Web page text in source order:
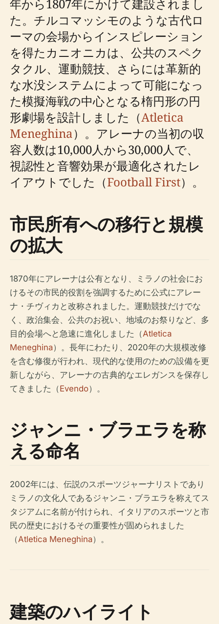
年から1807年にかけて建設されまし
た。チルコマッシモのような古代ロ
ーマの会場からインスピレーション
を得たカニオニカは、公共のスペク
タクル、運動競技、さらには革新的
な水没システムによって可能になっ
た模擬海戦の中心となる楕円形の円
形劇場を設計しました（Atletica
Meneghina）。アレーナの当初の収
容人数は10,000人から30,000人で、
視認性と音響効果が最適化されたレ
イアウトでした（Football First）。
市民所有への移行と規模
の拡大
1870年にアレーナは公有となり、ミラノの社会にお
けるその市民的役割を強調するために公式にアレー
ナ・チヴィカと改称されました。運動競技だけでな
く、政治集会、公共のお祝い、地域のお祭りなど、多
目的会場へと急速に進化しました（Atletica
Meneghina）。長年にわたり、2020年の大規模改修
を含む修復が行われ、現代的な使用のための設備を更
新しながら、アレーナの古典的なエレガンスを保存し
てきました（Evendo）。
ジャンニ・ブラエラを称
える命名
2002年には、伝説のスポーツジャーナリストであり
ミラノの文化人であるジャンニ・ブラエラを称えてス
タジアムに名前が付けられ、イタリアのスポーツと市
民の歴史におけるその重要性が固められました
（Atletica Meneghina）。
建築のハイライト